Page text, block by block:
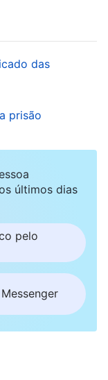
por mais de
mas mal
Tendo
a sofrer de
acometida
forte, e
para o
intestinal.
uma sonda
o que
das
prisão
últimos dias
pelo